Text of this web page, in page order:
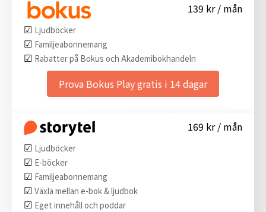
139 kr / mån
☑︎ Ljudböcker
☑︎ Familjeabonnemang
☑︎ Rabatter på Bokus och Akademibokhandeln
Prova Bokus Play gratis i 14 dagar
169 kr / mån
☑︎ Ljudböcker
☑︎ E-böcker
☑︎ Familjeabonnemang
☑︎ Växla mellan e-bok & ljudbok
☑︎ Eget innehåll och poddar